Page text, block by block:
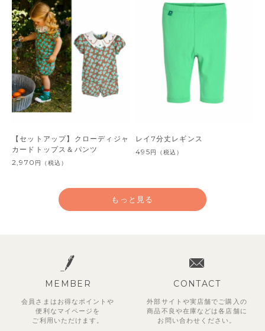
【セットアップ】クローディジャ
カードトップス＆パンツ
2,970 円 （税込）
レイ7分丈レギンス
495円 （税込）
もっと見る
MEMBER
会員さまはお得なポイントや
便利な マイページを
ご利用いただけます。
CONTACT
外部サイトや実店舗でご購入の
商品不良や在庫などは各店舗に
お問い合わせください。